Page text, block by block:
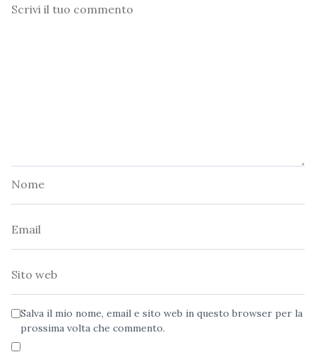
Commento
Salva il mio nome, email e sito web in questo browser per la
prossima volta che commento.